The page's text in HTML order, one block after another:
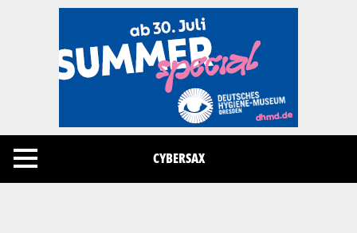
CYBERSAX
Cookies management panel